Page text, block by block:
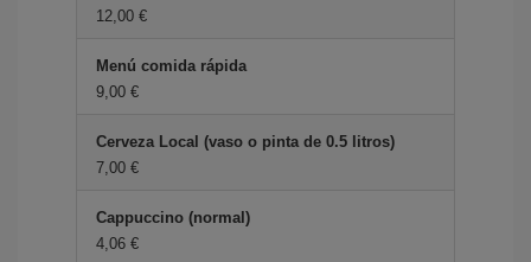
12,00 €
Menú comida rápida
9,00 €
Cerveza Local (vaso o pinta de 0.5 litros)
7,00 €
Cappuccino (normal)
4,06 €